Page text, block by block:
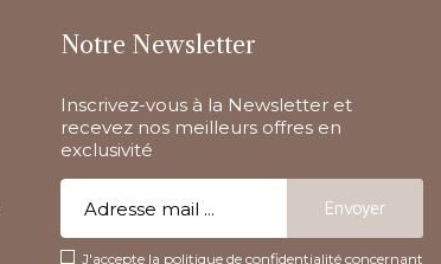
Notre Newsletter
Inscrivez-vous à la Newsletter et
recevez nos meilleurs offres en
exclusivité
J'accepte la politique de confidentialité concernant